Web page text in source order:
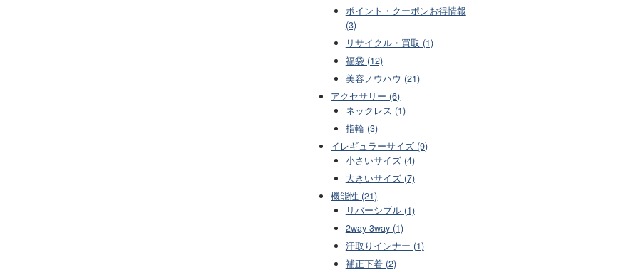
ポイント・クーポンお得情報
(3)
リサイクル・買取 (1)
福袋 (12)
美容ノウハウ (21)
アクセサリー (6)
ネックレス (1)
指輪 (3)
イレギュラーサイズ (9)
小さいサイズ (4)
大きいサイズ (7)
機能性 (21)
リバーシブル (1)
2way-3way (1)
汗取りインナー (1)
補正下着 (2)